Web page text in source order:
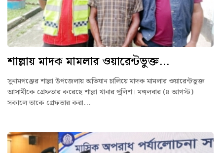
শাল্লায় মাদক মামলার ওয়ারেন্টভুক্ত...
সুনামগঞ্জের শাল্লা উপজেলায় অভিযান চালিয়ে মাদক মামলার ওয়ারেন্টভুক্ত
আসামীকে গ্রেফতার করেছে শাল্লা থানার পুলিশ। মঙ্গলবার (৪ আগস্ট)
সকালে তাকে গ্রেফতার করা...